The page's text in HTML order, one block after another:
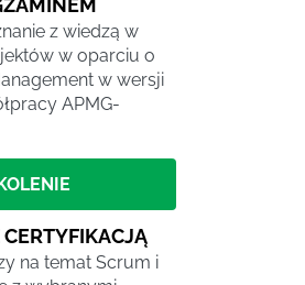
z wiedzą w
w oparciu o
w wersji
APMG-
na temat Scrum i